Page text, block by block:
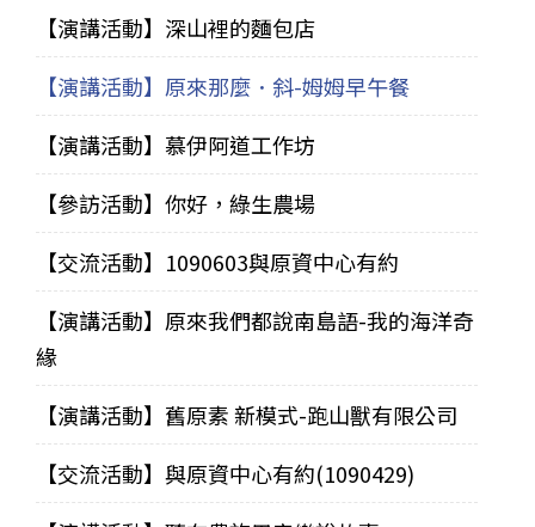
【演講活動】深山裡的麵包店
【演講活動】原來那麼．斜-姆姆早午餐
【演講活動】慕伊阿道工作坊
【參訪活動】你好，綠生農場
【交流活動】1090603與原資中心有約
【演講活動】原來我們都說南島語-我的海洋奇
緣
【演講活動】舊原素 新模式-跑山獸有限公司
【交流活動】與原資中心有約(1090429)